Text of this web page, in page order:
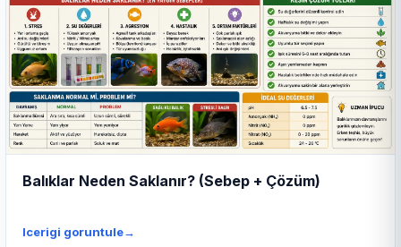
Balıklar Neden Saklanır? (Sebep + Çözüm)
Icerigi goruntule→